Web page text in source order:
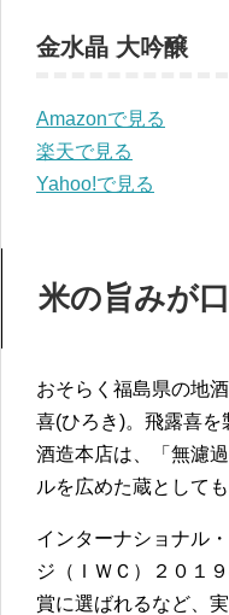
金水晶 大吟醸
Amazonで見る
楽天で見る
Yahoo!で見る
米の旨みが
おそらく福島県の地
喜(ひろき)。飛露喜を
酒造本店は、「無濾
ルを広めた蔵として
インターナショナル
ジ（ＩＷＣ）２０１
賞に選ばれるなど、